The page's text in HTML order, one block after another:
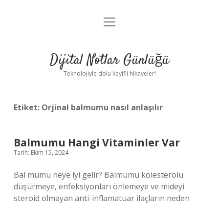
Anasayfa
Yasal Uyarı
menüyü
Dijital Notlar Günlüğü
Teknolojiyle dolu keyifli hikayeler!
Etiket: Orjinal balmumu nasıl anlaşılır
Balmumu Hangi Vitaminler Var
Tarih: Ekim 15, 2024
Bal mumu neye iyi gelir? Balmumu kolesterolü
düşürmeye, enfeksiyonları önlemeye ve mideyi
steroid olmayan anti-inflamatuar ilaçların neden